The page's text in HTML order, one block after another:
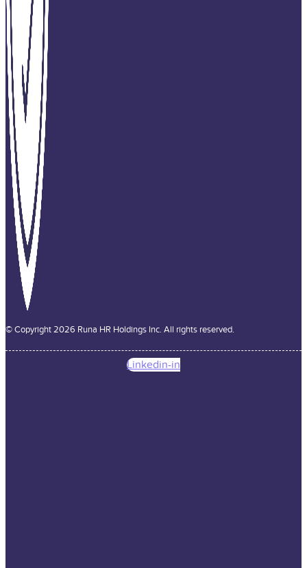
© Copyright 2026 Runa HR Holdings Inc. All rights reserved.
Linkedin-in